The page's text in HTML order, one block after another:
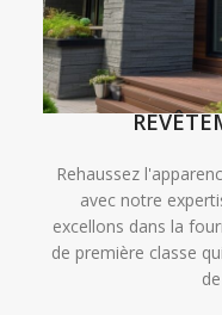
Rehaussez
avec notre
excellons dans la
de première classe